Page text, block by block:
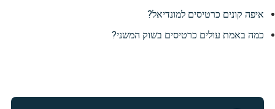
איפה קונים כרטיסים למונדיאל?
כמה באמת עולים כרטיסים בשוק המשני?